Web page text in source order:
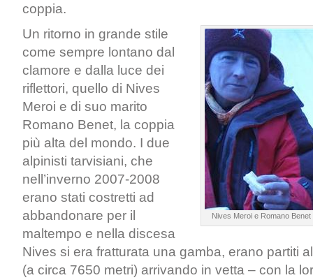
coppia.
Nives Meroi e Romano
Un ritorno in grande stile
come sempre lontano dal
clamore e dalla luce dei
riflettori, quello di Nives
Meroi e di suo marito
Romano Benet, la coppia
più alta del mondo. I due
alpinisti tarvisiani, che
nell’inverno 2007-2008
erano stati costretti ad
abbandonare per il
maltempo e nella discesa
Nives si era fratturata una gamba, erano partiti
(a circa 7650 metri) arrivando in vetta – con la